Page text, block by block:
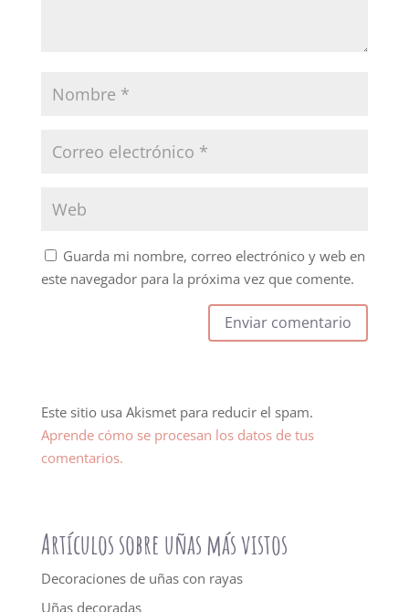
Guarda mi nombre, correo electrónico y web en
este navegador para la próxima vez que comente.
Este sitio usa Akismet para reducir el spam.
Aprende cómo se procesan los datos de tus
comentarios.
Artículos sobre uñas más vistos
Decoraciones de uñas con rayas
Uñas decoradas